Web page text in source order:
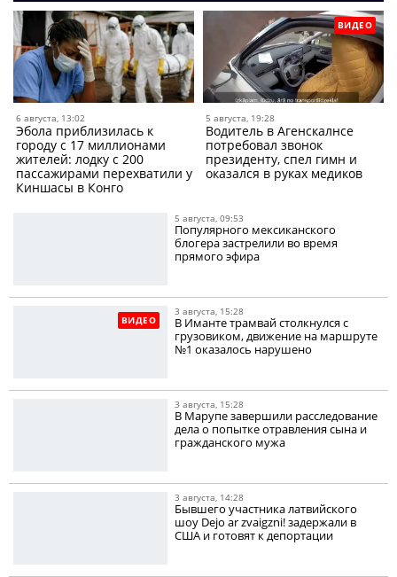
6 августа, 13:02
Эбола приблизилась к
городу с 17 миллионами
жителей: лодку с 200
пассажирами перехватили у
Киншасы в Конго
ВИДЕО
5 августа, 19:28
Водитель в Агенскалнсе
потребовал звонок
президенту, спел гимн и
оказался в руках медиков
5 августа, 09:53
Популярного мексиканского
блогера застрелили во время
прямого эфира
ВИДЕО
3 августа, 15:28
В Иманте трамвай столкнулся с
грузовиком, движение на маршруте
№1 оказалось нарушено
3 августа, 15:28
В Марупе завершили расследование
дела о попытке отравления сына и
гражданского мужа
3 августа, 14:28
Бывшего участника латвийского
шоу Dejo ar zvaigzni! задержали в
США и готовят к депортации